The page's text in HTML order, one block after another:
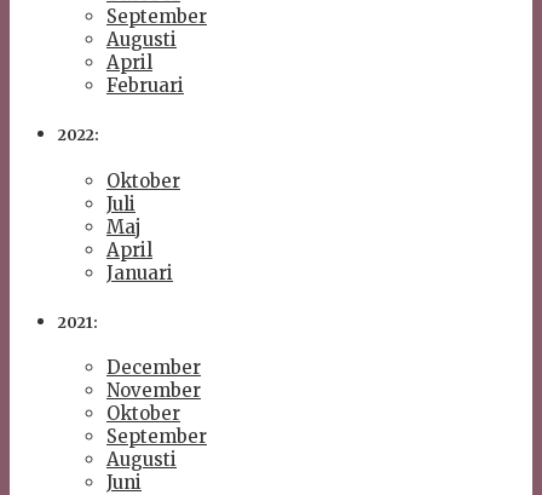
September
Augusti
April
Februari
2022:
Oktober
Juli
Maj
April
Januari
2021:
December
November
Oktober
September
Augusti
Juni